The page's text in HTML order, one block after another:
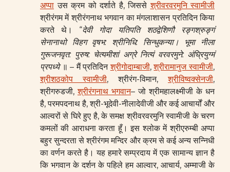
अप्पा उस क्रम को दर्शाते है, जिससेश्रीवरवरमुनि स्वामीजी
श्रीरंगम में श्रीरंगनाथ भगवान का मंगलाशासन प्रतिदिन किया
करते थे। “देवी गोदा यतिपति शठद्वेशिणौ रङ्गश्रुङ्गं
सेनानाथो विहग वृषभ: श्रीनिधि: सिन्धुकन्या। भूमा नीला
गुरूजनवृत: पुरुष: चेत्यमीशां अग्रे नित्यं वरवरमुने: अंघ्रियुग्मं
प्रपध्ये॥ – मैं प्रतिदिनश्रीगोदाम्बाजी,श्रीरामानुज स्वामीजी,
श्रीशठकोप स्वामीजी, श्रीरंग-विमान,श्रीविष्वक्सेनजी,
श्रीगरुडजी,श्रीरंगनाथ भगवान– जो श्रीमहालक्ष्मीजी के धन
है, परमपदनाथ है, श्री-भूदेवी-नीलादेवीजी और कई आचार्यों और
आल्वरों से घिरे हुए है, के समक्ष श्रीवरवरमुनि स्वामीजी के चरण
कमलों की आराधना करता हूँ। इस श्लोक में श्रीएरुम्बी अप्पा
बहुर सुन्दरता से श्रीरंगम मन्दिर और क्रम से कई अन्य सन्निधी
का वर्णन करते है। यह हमारे सम्प्रदाय में एक सामान्य ज्ञान है
कि भगवान के दर्शन के पहिले हम आल्वार, आचार्य, अम्माजी के